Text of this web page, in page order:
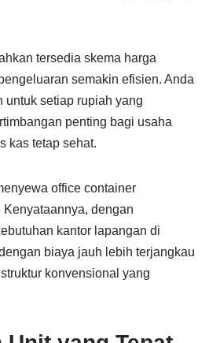
tersedia skema harga
semakin efisien. Anda
untuk setiap rupiah yang
penting bagi usaha
kas tetap sehat.
office container
dengan
kantor lapangan di
biaya jauh lebih terjangkau
konvensional yang